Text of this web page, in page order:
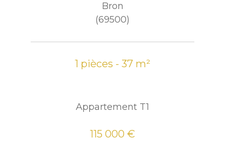
Bron
(69500)
1 pièces - 37 m²
Appartement T1
115 000 €